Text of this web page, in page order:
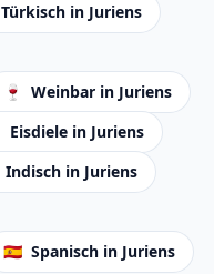
Türkisch in Juriens
🍷 Weinbar in Juriens
Eisdiele in Juriens
Indisch in Juriens
🇪🇸 Spanisch in Juriens